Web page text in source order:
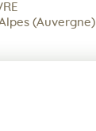
(Auvergne)